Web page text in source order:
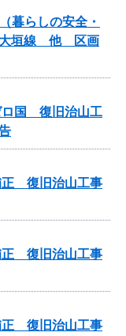
暮らしの安全・
大垣線 他 区画
ロ国 復旧治山工
正 復旧治山工事
正 復旧治山工事
正 復旧治山工事